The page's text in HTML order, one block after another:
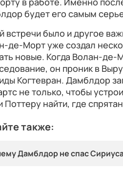
будет его самым
встречи было и другое
де-Морт уже создал
новые. Когда Волан-де-
он проник в
Когтевран. Дамблдор
не только, чтобы
Поттеру найти, где
также:
Дамблдор не спас